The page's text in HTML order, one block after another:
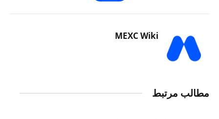
MEXC Wiki
مطالب مرتبط